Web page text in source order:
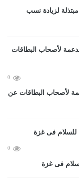
لزيادة نسب
0
لأصحاب البطاقات عن
0
فى غزة